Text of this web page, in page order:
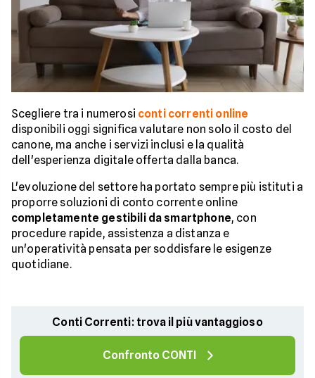
Scegliere tra i numerosi conti correnti online
disponibili oggi significa valutare non solo il costo del
canone, ma anche i servizi inclusi e la qualità
dell'esperienza digitale offerta dalla banca.
L'evoluzione del settore ha portato sempre più istituti a
proporre soluzioni di conto corrente online
completamente gestibili da smartphone, con
procedure rapide, assistenza a distanza e
un'operatività pensata per soddisfare le esigenze
quotidiane.
Conti Correnti: trova il più vantaggioso
Confronto CONTI